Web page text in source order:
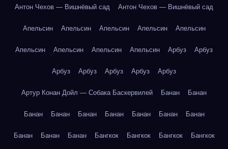
Антон Чехов — Вишнёвый сад Антон Чехов — Вишнёвый сад
Апельсин Апельсин Апельсин Апельсин Апельсин
Апельсин Апельсин Апельсин Апельсин Арбуз Арбуз
Арбуз Арбуз Арбуз Арбуз Арбуз
Артур Конан Дойл — Собака Баскервилей Банан Банан
Банан Банан Банан Банан Банан Банан Банан
Банан Банан Банан Бангкок Бангкок Бангкок Бангкок